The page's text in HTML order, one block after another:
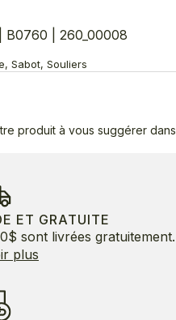
B0760 | 260_00008
Sabot, Souliers
produit à vous suggérer dans
ET GRATUITE
sont livrées gratuitement.
plus